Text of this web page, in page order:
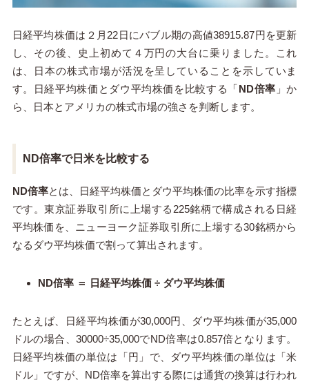
日経平均株価は２月22日にバブル期の高値38915.87円を更新
し、その後、史上初めて４万円の大台に乗りました。これ
は、日本の株式市場が活況を呈していることを示していま
す。日経平均株価とダウ平均株価を比較する「ND倍率 」か
ら、日本とアメリカの株式市場の強さを判断します。
ND倍率で日米を比較する
ND倍率とは、日経平均株価とダウ平均株価の比率を示す指標
です。東京証券取引所に上場する225銘柄で構成される日経
平均株価を、ニューヨーク証券取引所に上場する30銘柄から
なるダウ平均株価で割って算出されます。
ND倍率 ＝ 日経平均株価 ÷ ダウ平均株価
たとえば、日経平均株価が30,000円、ダウ平均株価が35,000
ドルの場合、30000÷35,000でND倍率は0.857倍となります。
日経平均株価の単位は「円」で、ダウ平均株価の単位は「米
ドル」ですが、ND倍率を算出する際には通貨の換算は行われ